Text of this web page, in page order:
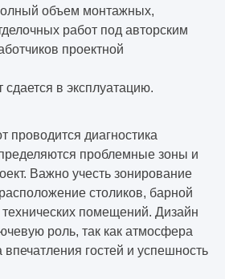
объем монтажных,
работ под авторским
проектной
сдается в эксплуатацию.
проводится диагностика
проблемные зоны и
Важно учесть зонирование
столиков, барной
технических помещений. Дизайн
роль, так как атмосфера
гостей и успешность